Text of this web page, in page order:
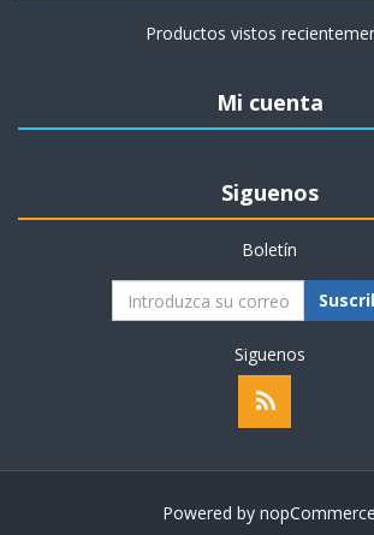
Productos vistos
Mi cuenta
Siguenos
Boletín
Siguenos
Powered by nopCommerce